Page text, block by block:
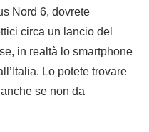
Nord 6, dovrete
circa un lancio del
in realtà lo smartphone
Lo potete trovare
anche se non da